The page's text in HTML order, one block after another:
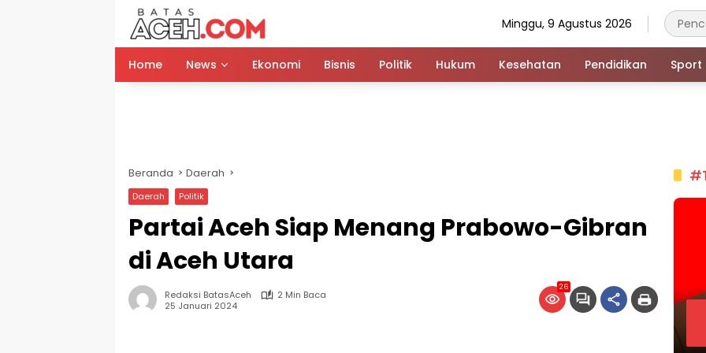
Minggu, 9 Agustus 2026
Home News Ekonomi Bisnis Politik Hukum Kesehatan Pendidikan Sport
Beranda Daerah
Daerah Politik
Partai Aceh Siap Menang Prabowo-Gibran
di Aceh Utara
Redaksi BatasAceh
2 Min Baca
25 Januari 2024
26